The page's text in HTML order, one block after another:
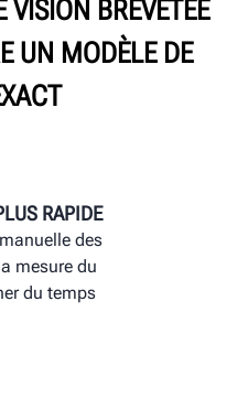
VISION BREVETÉE
UN MODÈLE DE
RAPIDE
des
mesure du
du temps